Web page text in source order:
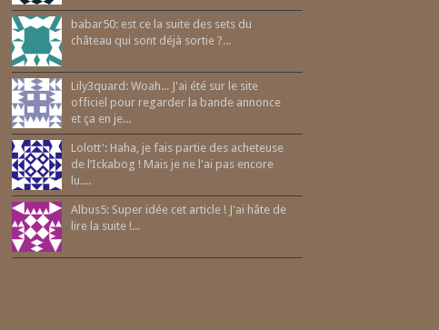
babar50: est ce la suite des sets du
château qui sont déjà sortie ?...
Lily3quard: Woah... J'ai été sur le site
officiel pour regarder la bande annonce
et ça en je...
Lolott': Haha, je fais partie des acheteuse
de l’Ickabog ! Mais je ne l'ai pas encore
lu....
Albus5: Super idée cet article ! J'ai hâte de
lire la suite !...